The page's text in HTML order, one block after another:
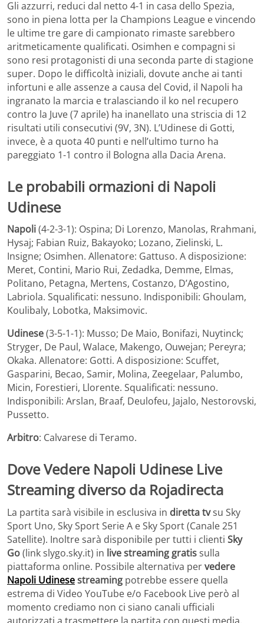
Gli azzurri, reduci dal netto 4-1 in casa dello Spezia,
sono in piena lotta per la Champions League e vincendo
le ultime tre gare di campionato rimaste sarebbero
aritmeticamente qualificati. Osimhen e compagni si
sono resi protagonisti di una seconda parte di stagione
super. Dopo le difficoltà iniziali, dovute anche ai tanti
infortuni e alle assenze a causa del Covid, il Napoli ha
ingranato la marcia e tralasciando il ko nel recupero
contro la Juve (7 aprile) ha inanellato una striscia di 12
risultati utili consecutivi (9V, 3N). L’Udinese di Gotti,
invece, è a quota 40 punti e nell’ultimo turno ha
pareggiato 1-1 contro il Bologna alla Dacia Arena.
Le probabili ormazioni di Napoli
Udinese
Napoli(4-2-3-1): Ospina; Di Lorenzo, Manolas, Rrahmani,
Hysaj; Fabian Ruiz, Bakayoko; Lozano, Zielinski, L.
Insigne; Osimhen. Allenatore: Gattuso. A disposizione:
Meret, Contini, Mario Rui, Zedadka, Demme, Elmas,
Politano, Petagna, Mertens, Costanzo, D’Agostino,
Labriola. Squalificati: nessuno. Indisponibili: Ghoulam,
Koulibaly, Lobotka, Maksimovic.
Udinese(3-5-1-1): Musso; De Maio, Bonifazi, Nuytinck;
Stryger, De Paul, Walace, Makengo, Ouwejan; Pereyra;
Okaka. Allenatore: Gotti. A disposizione: Scuffet,
Gasparini, Becao, Samir, Molina, Zeegelaar, Palumbo,
Micin, Forestieri, Llorente. Squalificati: nessuno.
Indisponibili: Arslan, Braaf, Deulofeu, Jajalo, Nestorovski,
Pussetto.
Arbitro: Calvarese di Teramo.
Dove Vedere Napoli Udinese Live
Streaming diverso da Rojadirecta
La partita sarà visibile in esclusiva in diretta tvsu Sky
Sport Uno, Sky Sport Serie A e Sky Sport (Canale 251
Satellite). Inoltre sarà disponibile per tutti i clienti Sky
Go(link slygo.sky.it) in live streaming gratissulla
piattaforma online. Possibile alternativa pervedere
Napoli Udinesestreaming potrebbe essere quella
estrema di Video YouTube e/o Facebook Live però al
momento crediamo non ci siano canali ufficiali